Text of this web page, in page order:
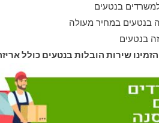
בנטעים
בנטעים במחיר מעולה
בנטעים
שירות הובלות בנטעים כולל